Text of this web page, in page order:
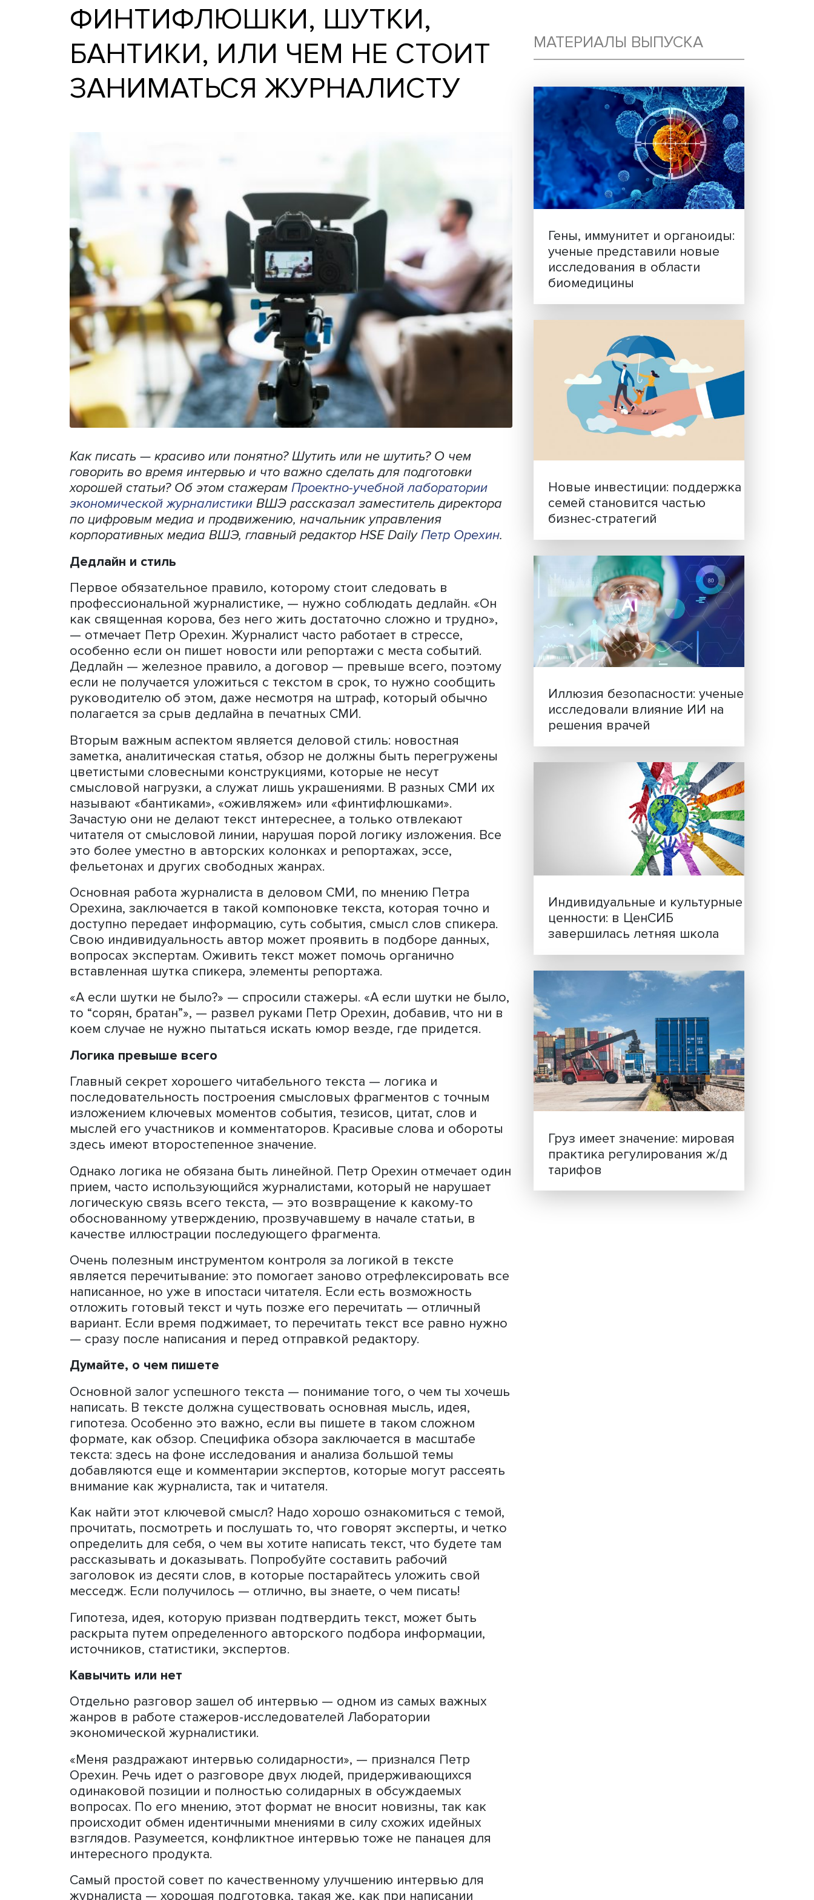
ФИНТИФЛЮШКИ, ШУТКИ,
БАНТИКИ, ИЛИ ЧЕМ НЕ СТОИТ
ЗАНИМАТЬСЯ ЖУРНАЛИСТУ
Как писать — красиво или понятно? Шутить или не шутить? О чем
говорить во время интервью и что важно сделать для подготовки
хорошей статьи? Об этом стажерамПроектно-учебной лаборатории
экономической журналистикиВШЭ рассказал заместитель директора
по цифровым медиа и продвижению, начальник управления
корпоративных медиа ВШЭ, главный редактор HSE Daily Петр Орехин.
Де длайн и стиль
Первое обязательное правило, которому стоит следовать в
профессиональной журналистике, — нужно соблюдать дедлайн. «Он
как священная корова, без него жить достаточно сложно и трудно»,
— отмечает Петр Орехин. Журналист часто работает в стрессе,
особенно если он пишет новости или репортажи с места событий.
Дедлайн — железное правило, а договор — превыше всего, поэтому
если не получается уложиться с текстом в срок, то нужно сообщить
руководителю об этом, даже несмотря на штраф, который обычно
полагается за срыв дедлайна в печатных СМИ.
Вторым важным аспектом является деловой стиль: новостная
заметка, аналитическая статья, обзор не должны быть перегружены
цветистыми словесными конструкциями, которые не несут
смысловой нагрузки, а служат лишь украшениями. В разных СМИ их
называют «бантиками», «оживляжем» или «финтифлюшками».
Зачастую они не делают текст интереснее, а только отвлекают
читателя от смысловой линии, нарушая порой логику изложения. Все
это более уместно в авторских колонках и репортажах, эссе,
фельетонах и других свободных жанрах.
Основная работа журналиста в деловом СМИ, по мнению Петра
Орехина, заключается в такой компоновке текста, которая точно и
доступно передает информацию, суть события, смысл слов спикера.
Свою индивидуальность автор может проявить в подборе данных,
вопросах экспертам. Оживить текст может помочь органично
вставленная шутка спикера, элементы репортажа.
«А если шутки не было?» — спросили стажеры. «А если шутки не было,
то “сорян, братан”», — развел руками Петр Орехин, добавив, что ни в
коем случае не нужно пытаться искать юмор везде, где придется.
Логика превыше всего
Главный секрет хорошего читабельного текста — логика и
последовательность построения смысловых фрагментов с точным
изложением ключевых моментов события, тезисов, цитат, слов и
мыслей его участников и комментаторов. Красивые слова и обороты
здесь имеют второстепенное значение.
Однако логика не обязана быть линейной. Петр Орехин отмечает один
прием, часто использующийся журналистами, который не нарушает
логическую связь всего текста, — это возвращение к какому-то
обоснованному утверждению, прозвучавшему в начале статьи, в
качестве иллюстрации последующего фрагмента.
Очень полезным инструментом контроля за логикой в тексте
является перечитывание: это помогает заново отрефлексировать все
написанное, но уже в ипостаси читателя. Если есть возможность
отложить готовый текст и чуть позже его перечитать — отличный
вариант. Если время поджимает, то перечитать текст все равно нужно
— сразу после написания и перед отправкой редактору.
Основной залог успешного текста — понимание того, о чем ты хочешь
написать. В тексте должна существовать основная мысль, идея,
гипотеза. Особенно это важно, если вы пишете в таком сложном
формате, как обзор. Специфика обзора заключается в масштабе
текста: здесь на фоне исследования и анализа большой темы
добавляются еще и комментарии экспертов, которые могут рассеять
Как найти этот ключевой смысл? Надо хорошо ознакомиться с темой,
прочитать, посмотреть и послушать то, что говорят эксперты, и четко
определить для себя, о чем вы хотите написать текст, что будете там
рассказывать и доказывать. Попробуйте составить рабочий
заголовок из десяти слов, в которые постарайтесь уложить свой
МАТЕРИАЛЫ ВЫПУСКА
ученые представили
исследования в области
биомедицины
Новые инвестиции:
семей становится частью
бизнес-стратегий
Иллюзия безопасности:
исследовали влияние
решения врачей
Индивидуальные и
ценности: в ЦенСИБ
завершилась летняя